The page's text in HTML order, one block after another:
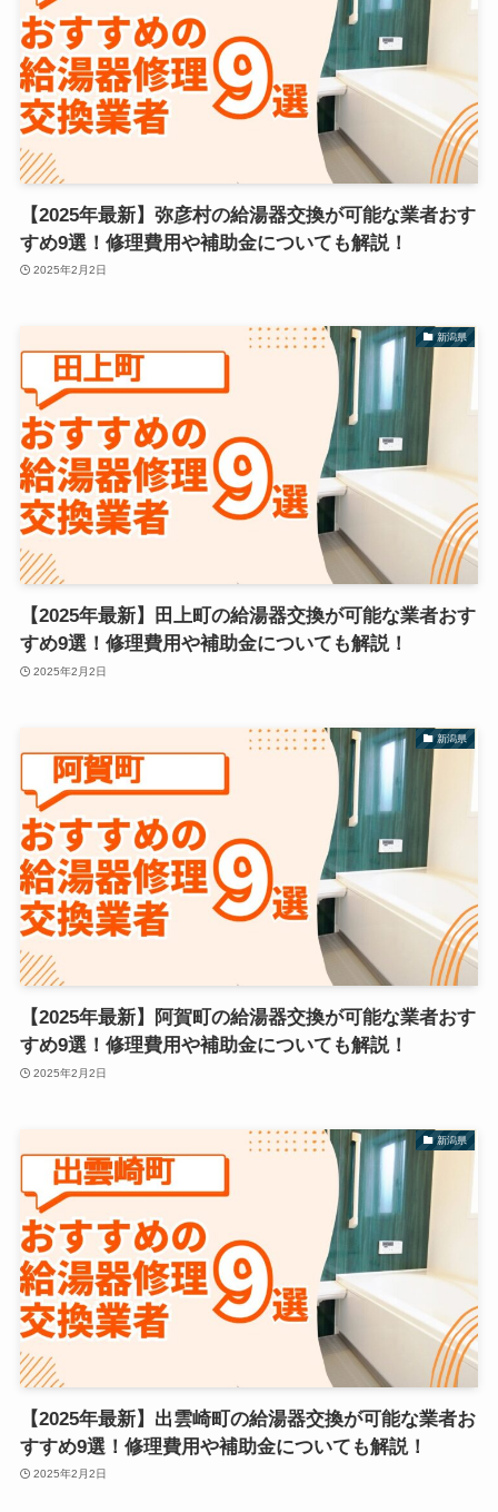
【2025年最新】弥彦村の給湯器交換が可能な業者おす
すめ9選！修理費用や補助金についても解説！
2025年2月2日
新潟県
【2025年最新】田上町の給湯器交換が可能な業者おす
すめ9選！修理費用や補助金についても解説！
2025年2月2日
新潟県
【2025年最新】阿賀町の給湯器交換が可能な業者おす
すめ9選！修理費用や補助金についても解説！
2025年2月2日
新潟県
【2025年最新】出雲崎町の給湯器交換が可能な業者お
すすめ9選！修理費用や補助金についても解説！
2025年2月2日